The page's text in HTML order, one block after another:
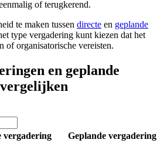
of terugkerend.
te maken tussen directe en geplande
type vergadering kunt kiezen dat het
of organisatorische vereisten.
en geplande
vergadering Geplande vergadering